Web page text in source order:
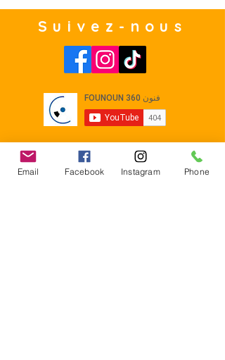
Suivez-nous
Email Facebook Instagram Phone